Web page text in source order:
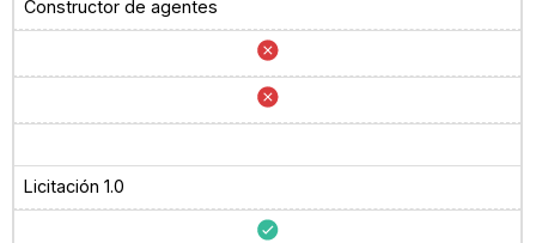
Constructor de agentes
Licitación 1.0